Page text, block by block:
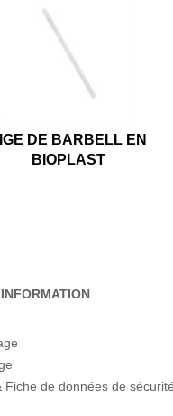
DE BARBELL EN
BIOPLAST
Fiche de données de sécurité